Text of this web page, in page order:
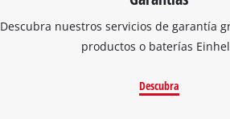
Descubra nuestros servicios de garantía
productos o baterías
Descubra